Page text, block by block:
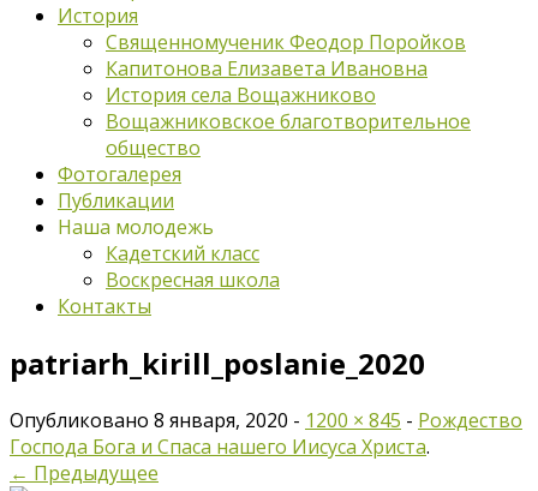
История
Священномученик Феодор Поройков
Капитонова Елизавета Ивановна
История села Вощажниково
Вощажниковское благотворительное
общество
Фотогалерея
Публикации
Наша молодежь
Кадетский класс
Воскресная школа
Контакты
patriarh_kirill_poslanie_2020
Опубликовано 8 января, 2020 - 1200 × 845 - Рождество
Господа Бога и Спаса нашего Иисуса Христа.
← Предыдущее